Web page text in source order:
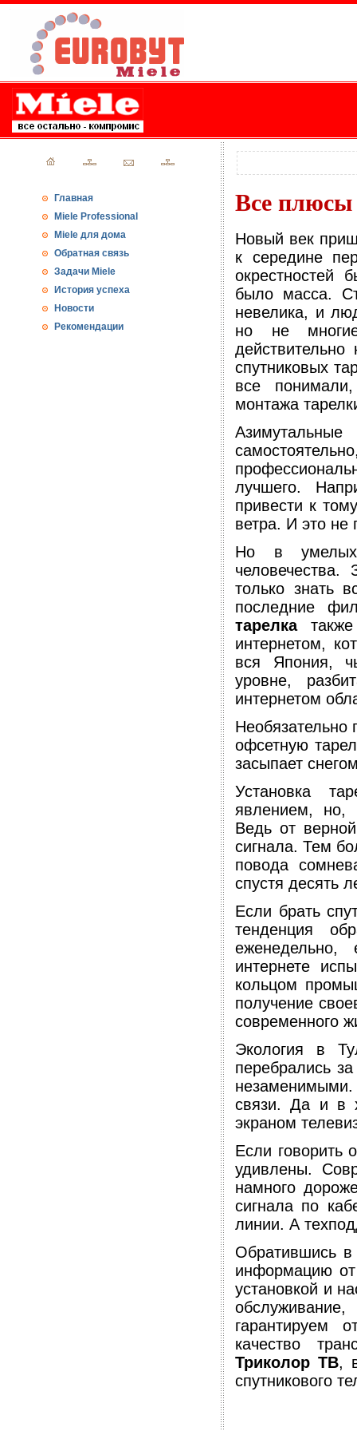
Главная
Miele Professional
Miele для дома
Обратная связь
Задачи Miele
История успеха
Новости
Рекомендации
Все плюсы
Новый век
к середине
окрестностей
было масса.
невелика, и
но не
спутниковых
все
монтажа
лучшего.
привести к
ветра. И это не
Но в умелых
только знать
последние
тарелкатакже
интернетом,
вся Япония,
уровне,
интернетом
Необязательно
офсетную
засыпает
Установка
явлением, но,
Ведь от
сигнала. Тем
повода
спустя десять
Если брать
тенденция
интернете
кольцом
получение
современного
Экология в
перебрались
связи. Да и в
экраном
Если говорить
удивлены.
намного
сигнала по
линии. А
Обратившись
информацию
установкой и
гарантируем
качество
Триколор ТВ,
спутникового